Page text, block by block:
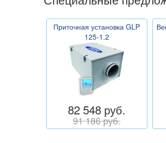
Приточная установка GLP
125-1.2
82 548 руб.
91 186 руб.